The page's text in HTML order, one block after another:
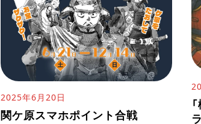
2025年6月20日
関ケ原スマホポイント合戦